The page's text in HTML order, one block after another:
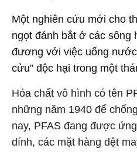
Một nghiên cứu mới cho
ngọt đánh bắt ở các sông
đương với việc uống
cửu” độc hại trong một
Hóa chất vô hình có tên
những năm 1940 để
nay, PFAS đang được
dính, các mặt hàng dệt